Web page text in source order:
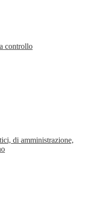
controllo
di amministrazione,